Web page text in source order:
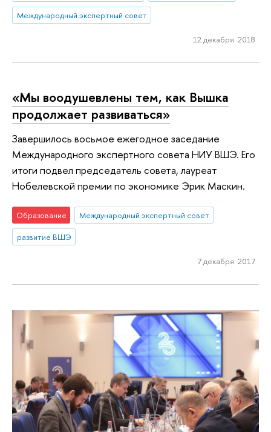
Международный экспертный совет
12 декабря 2018
«Мы воодушевлены тем, как Вышка
продолжает развиваться»
Завершилось восьмое ежегодное заседание
Международного экспертного совета НИУ ВШЭ. Его
итоги подвел председатель совета, лауреат
Нобелевской премии по экономике Эрик Маскин.
Образование
Международный экспертный совет
развитие ВШЭ
7 декабря 2017